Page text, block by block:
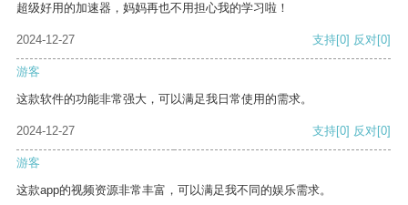
超级好用的加速器，妈妈再也不用担心我的学习啦！
2024-12-27 支持[0] 反对[0]
游客
这款软件的功能非常强大，可以满足我日常使用的需求。
2024-12-27 支持[0] 反对[0]
游客
这款app的视频资源非常丰富，可以满足我不同的娱乐需求。